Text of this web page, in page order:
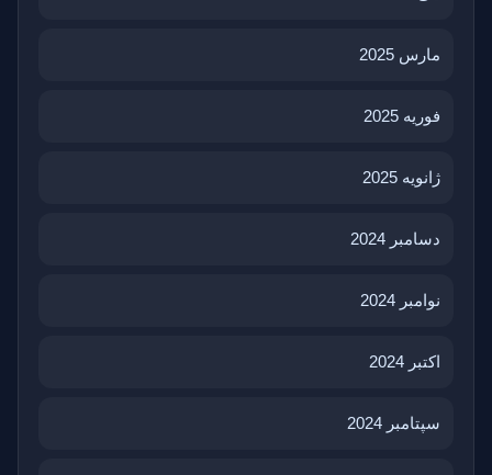
مارس 2025
فوریه 2025
ژانویه 2025
دسامبر 2024
نوامبر 2024
اکتبر 2024
سپتامبر 2024